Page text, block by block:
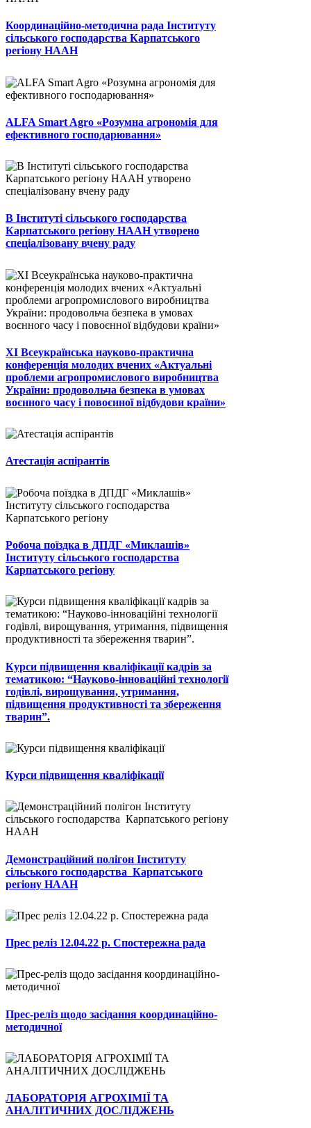
Координаційно-методична рада Інституту
сільського господарства Карпатського
регіону НААН
ALFA Smart Agro «Розумна агрономія для
ефективного господарювання»
В Інституті сільського господарства
Карпатського регіону НААН утворено
спеціалізовану вчену раду
ХІ Всеукраїнська науково-практична
конференція молодих вчених «Актуальні
проблеми агропромислового виробництва
України: продовольча безпека в умовах
воєнного часу і повоєнної відбудови країни»
Атестація аспірантів
Робоча поїздка в ДПДГ «Миклашів»
Інституту сільського господарства
Карпатського регіону
Курси підвищення кваліфікації кадрів за
тематикою: “Науково-інноваційні технології
годівлі, вирощування, утримання,
підвищення продуктивності та збереження
тварин”.
Курси підвищення кваліфікації
Демонстраційний полігон Інституту
сільського господарства Карпатського
регіону НААН
Прес реліз 12.04.22 р. Спостережна рада
Прес-реліз щодо засідання координаційно-
методичної
ЛАБОРАТОРІЯ АГРОХІМІЇ ТА
АНАЛІТИЧНИХ ДОСЛІДЖЕНЬ